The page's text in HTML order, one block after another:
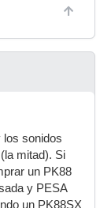
los sonidos
mitad). Si
un PK88
y PESA
un PK88SX